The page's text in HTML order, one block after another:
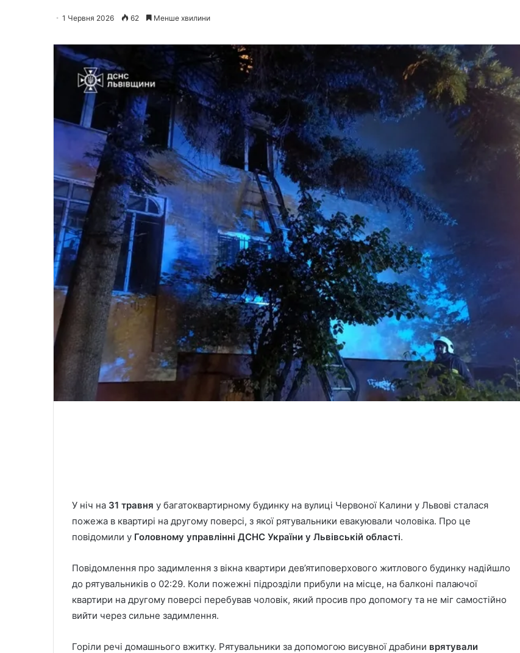
1 Червня 2026 62 Менше хвилини
У ніч на 31 травня у багатоквартирному будинку на вулиці Червоної Калини у Львові сталася
пожежа в квартирі на другому поверсі, з якої рятувальники евакуювали чоловіка. Про це
повідомили у Головному управлінні ДСНС України у Львівській області.
Повідомлення про задимлення з вікна квартири дев’ятиповерхового житлового будинку надійшло
до рятувальників о 02:29. Коли пожежні підрозділи прибули на місце, на балконі палаючої
квартири на другому поверсі перебував чоловік, який просив про допомогу та не міг самостійно
вийти через сильне задимлення.
Горіли речі домашнього вжитку. Рятувальники за допомогою висувної драбини врятували